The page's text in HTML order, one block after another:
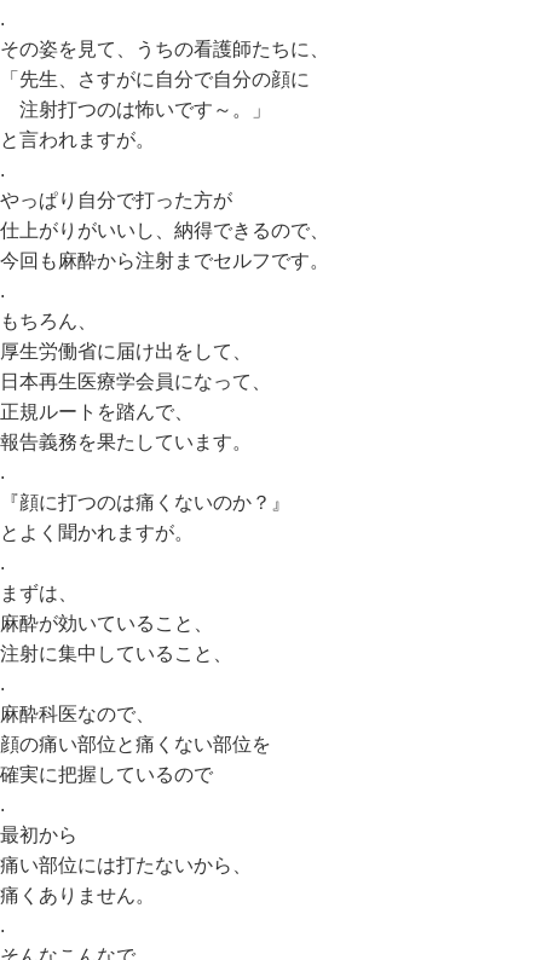
.
その姿を見て、うちの看護師たちに、
「先生、さすがに自分で自分の顔に
注射打つのは怖いです～。」
と言われますが。
.
やっぱり自分で打った方が
仕上がりがいいし、納得できるので、
今回も麻酔から注射までセルフです。
.
もちろん、
厚生労働省に届け出をして、
日本再生医療学会員になって、
正規ルートを踏んで、
報告義務を果たしています。
.
『顔に打つのは痛くないのか？』
とよく聞かれますが。
.
まずは、
麻酔が効いていること、
注射に集中していること、
.
麻酔科医なので、
顔の痛い部位と痛くない部位を
確実に把握しているので
.
最初から
痛い部位には打たないから、
痛くありません。
.
そんなこんなで、